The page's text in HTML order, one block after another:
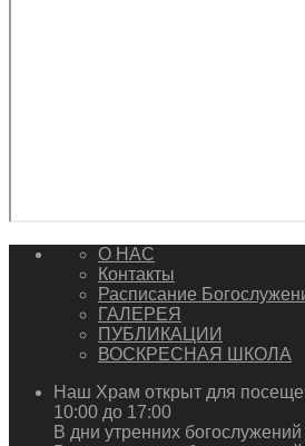
О НАС
Контакты
Расписание
ГАЛЕРЕЯ
ПУБЛИКАЦИИ
ВОСКРЕСНАЯ ШКОЛА
Наш Храм открыт для
10:00 до 17:00
В дни утренних